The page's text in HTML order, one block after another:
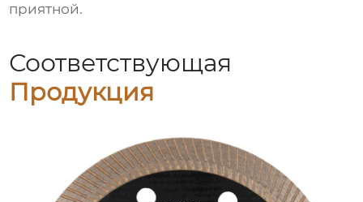
приятной.
Соответствующая
Продукция